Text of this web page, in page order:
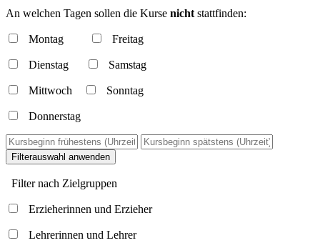
An welchen Tagen sollen die Kurse nicht stattfinden:
Montag Freitag
Dienstag Samstag
Mittwoch Sonntag
Donnerstag
Filterauswahl anwenden
Filter nach Zielgruppen
Erzieherinnen und Erzieher
Lehrerinnen und Lehrer